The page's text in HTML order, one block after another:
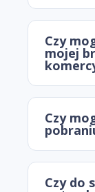
Czy
mojej
Czy
Czy do